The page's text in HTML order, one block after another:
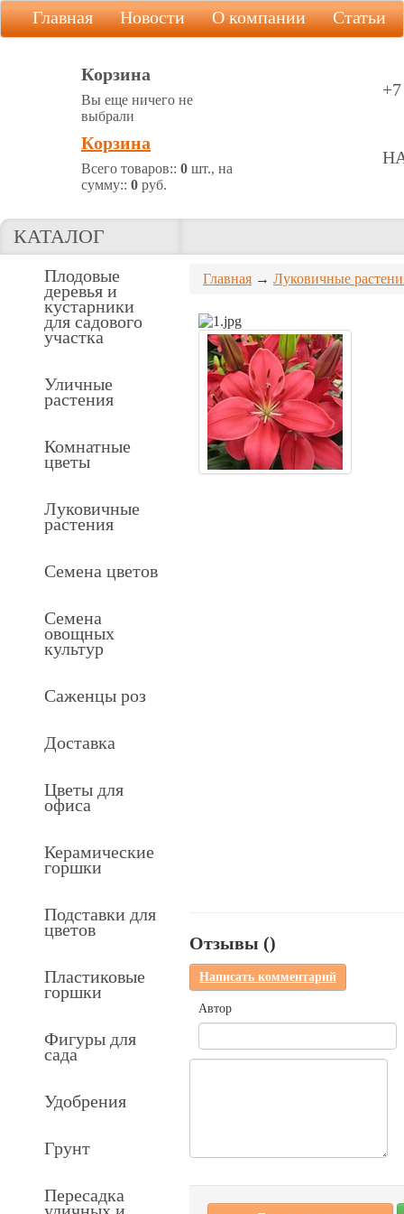
Главная Новости О компании Статьи
Корзина
Вы еще ничего не
выбрали
Корзина
Всего товаров:: 0 шт., на
сумму:: 0 руб.
КАТАЛОГ
Плодовые
деревья и
кустарники
для садового
участка
Уличные
растения
Комнатные
цветы
Луковичные
растения
Семена цветов
Семена
овощных
культур
Саженцы роз
Доставка
Цветы для
офиса
Керамические
горшки
Подставки для
цветов
Пластиковые
горшки
Фигуры для
сада
Удобрения
Грунт
Пересадка
Главная → Луковичные
Отзывы ()
Написать комментарий
Автор